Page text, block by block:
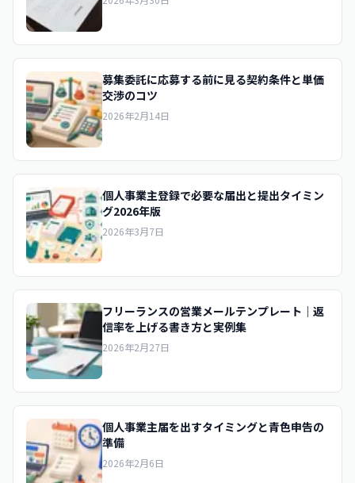
募集委託に応募する前に見る契約条件と単価
交渉のコツ
2026年2月14日
個人事業主登録で必要な届出と提出タイミン
グ2026年版
2026年3月7日
フリーランスの営業メールテンプレート｜返
信率を上げる書き方と実例集
2026年2月27日
個人事業主届を出すタイミングと青色申告の
準備
2026年2月6日